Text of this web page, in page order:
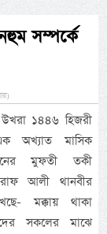
সম্পর্কে
১৪৪৬ হিজরী
অখ্যাত মাসিক
মুফতী তকী
আলী থানবীর
মক্কায় থাকা
সকলের মাঝে